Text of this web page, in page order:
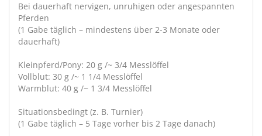
Bei dauerhaft nervigen, unruhigen oder angespannten
Pferden
(1 Gabe täglich – mindestens über 2-3 Monate oder
dauerhaft)
Kleinpferd/Pony: 20 g /~ 3/4 Messlöffel
Vollblut: 30 g /~ 1 1/4 Messlöffel
Warmblut: 40 g /~ 1 3/4 Messlöffel
Situationsbedingt (z. B. Turnier)
(1 Gabe täglich – 5 Tage vorher bis 2 Tage danach)